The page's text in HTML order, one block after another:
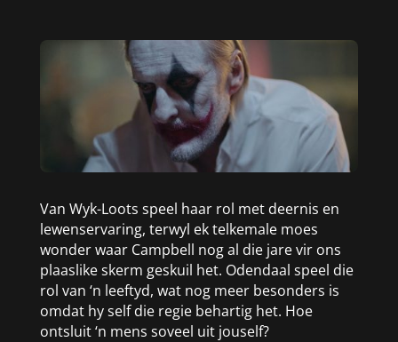
Van Wyk-Loots speel haar rol met deernis en
lewenservaring, terwyl ek telkemale moes
wonder waar Campbell nog al die jare vir ons
plaaslike skerm geskuil het. Odendaal speel die
rol van ‘n leeftyd, wat nog meer besonders is
omdat hy self die regie behartig het. Hoe
ontsluit ‘n mens soveel uit jouself?